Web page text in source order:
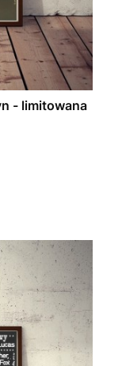
- limitowana